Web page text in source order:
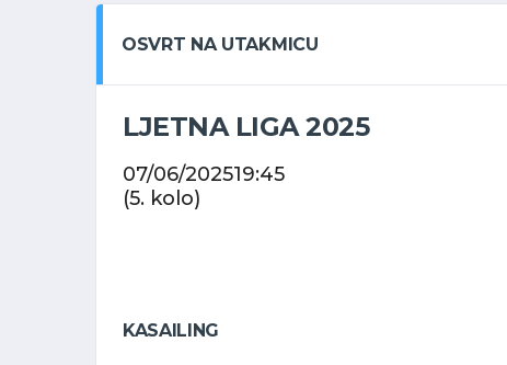
OSVRT NA UTAKMICU
LJETNA LIGA 2025
07/06/202519:45
(5. kolo)
KASAILING